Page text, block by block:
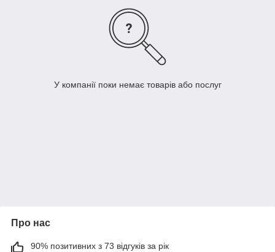
У компанії поки немає товарів або послуг
Про нас
90% позитивних з 73 відгуків за рік